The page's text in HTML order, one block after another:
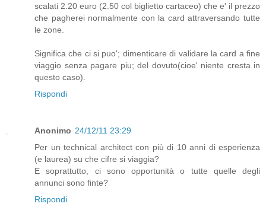
scalati 2.20 euro (2.50 col biglietto cartaceo) che e' il prezzo
che pagherei normalmente con la card attraversando tutte
le zone.
Significa che ci si puo'; dimenticare di validare la card a fine
viaggio senza pagare piu; del dovuto(cioe' niente cresta in
questo caso).
Rispondi
Anonimo 24/12/11 23:29
Per un technical architect con più di 10 anni di esperienza
(e laurea) su che cifre si viaggia?
E soprattutto, ci sono opportunità o tutte quelle degli
annunci sono finte?
Rispondi